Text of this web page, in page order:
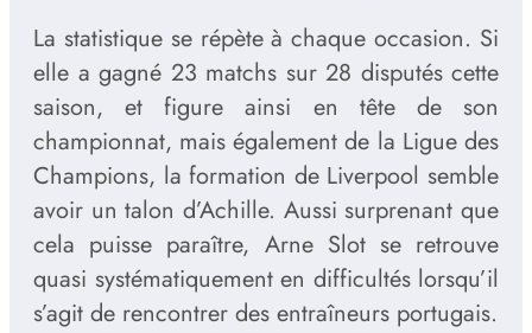
La statistique se répète à chaque occasion. Si
elle a gagné 23 matchs sur 28 disputés cette
saison, et figure ainsi en tête de son
championnat, mais également de la Ligue des
Champions, la formation de Liverpool semble
avoir un talon d’Achille. Aussi surprenant que
cela puisse paraître, Arne Slot se retrouve
quasi systématiquement en difficultés lorsqu’il
s’agit de rencontrer des entraîneurs portugais.